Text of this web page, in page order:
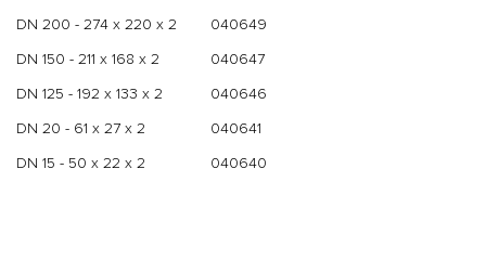
DN 200 - 274 x 220 x 2
040649
DN 150 - 211 x 168 x 2
040647
DN 125 - 192 x 133 x 2
040646
DN 20 - 61 x 27 x 2
040641
DN 15 - 50 x 22 x 2
040640